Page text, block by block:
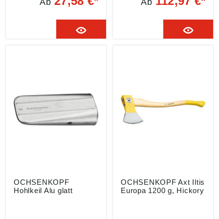
Optimale Keilwirkung •
Holz Hinweis: Nur zum
Spalten geeignet.
Co. KG, Remscheider
Straße 149, 42899
Remscheid, DE,
gedore.empfang@gedor
e.com
Ab
extragroßer
Eintreiben von Keilen •
Angaben gemäß
Remscheid, DE,
gedore.empfang@gedor
e.com
Ab
OCHSENKOPF
Hohlkeil Alu glatt
OCHSENKOPF Axt Iltis
Europa 1200 g, Hickory